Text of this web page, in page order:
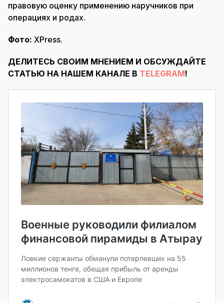
правовую оценку применению наручников при
операциях и родах.
Фото: XPress.
ДЕЛИТЕСЬ СВОИМ МНЕНИЕМ И ОБСУЖДАЙТЕ
СТАТЬЮ НА НАШЕМ КАНАЛЕ В TELEGRAM!